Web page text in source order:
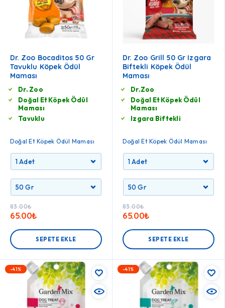
Dr. Zoo Bocaditos 50 Gr
Tavuklu Köpek Ödül
Maması
Dr. Zoo
Doğal Et Köpek Ödül
Maması
Tavuklu
Doğal Et Köpek Ödül Maması
83.00₺
65.00₺
SEPETE EKLE
Dr. Zoo Grill 50 Gr Izgara
Biftekli Köpek Ödül
Maması
Dr.Zoo
Doğal Et Köpek Ödül
Maması
Izgara Biftekli
Doğal Et Köpek Ödül Maması
83.00₺
65.00₺
SEPETE EKLE
-41% -41%